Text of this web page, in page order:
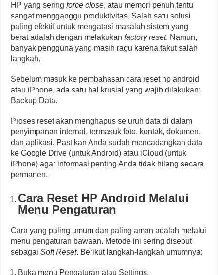
HP yang seringforce close, atau memori penuh tentu
sangat mengganggu produktivitas. Salah satu solusi
paling efektif untuk mengatasi masalah sistem yang
berat adalah dengan melakukanfactory reset. Namun,
banyak pengguna yang masih ragu karena takut salah
langkah.
Sebelum masuk ke pembahasan cara reset hp android
atau iPhone, ada satu hal krusial yang wajib dilakukan:
Backup Data.
Proses reset akan menghapus seluruh data di dalam
penyimpanan internal, termasuk foto, kontak, dokumen,
dan aplikasi. Pastikan Anda sudah mencadangkan data
ke Google Drive (untuk Android) atau iCloud (untuk
iPhone) agar informasi penting Anda tidak hilang secara
permanen.
Cara Reset HP Android Melalui
Menu Pengaturan
Cara yang paling umum dan paling aman adalah melalui
menu pengaturan bawaan. Metode ini sering disebut
sebagaiSoft Reset. Berikut langkah-langkah umumnya:
Buka menu Pengaturan atau Settings.